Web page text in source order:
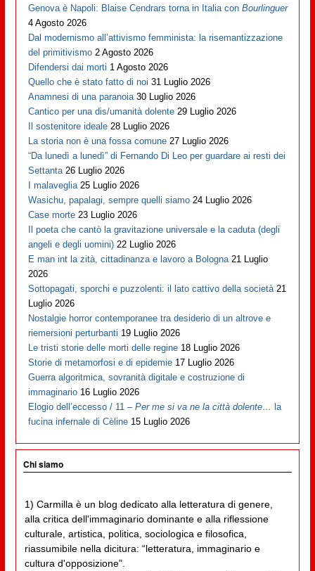
Genova è Napoli: Blaise Cendrars torna in Italia conBourlinguer
4 Agosto 2026
Dal modernismo all’attivismo femminista: la risemantizzazione
del primitivismo 2 Agosto 2026
Difendersi dai morti 1 Agosto 2026
Quello che è stato fatto di noi 31 Luglio 2026
Anamnesi di una paranoia 30 Luglio 2026
Cantico per una dis/umanità dolente 29 Luglio 2026
Il sostenitore ideale 28 Luglio 2026
La storia non è una fossa comune 27 Luglio 2026
“Da lunedì a lunedì” di Fernando Di Leo per guardare ai resti dei
Settanta 26 Luglio 2026
I malaveglia 25 Luglio 2026
Wasichu, papalagi, sempre quelli siamo 24 Luglio 2026
Case morte 23 Luglio 2026
Il poeta che cantò la gravitazione universale e la caduta (degli
angeli e degli uomini) 22 Luglio 2026
E man int la zità, cittadinanza e lavoro a Bologna 21 Luglio
2026
Sottopagati, sporchi e puzzolenti: il lato cattivo della società 21
Luglio 2026
Nostalgie horror contemporanee tra desiderio di un altrove e
riemersioni perturbanti 19 Luglio 2026
Le tristi storie delle morti delle regine 18 Luglio 2026
Storie di metamorfosi e di epidemie 17 Luglio 2026
Guerra algoritmica, sovranità digitale e costruzione di
immaginario 16 Luglio 2026
Elogio dell’eccesso / 11 –Per me si va ne la città dolente… la
fucina infernale di Cèline 15 Luglio 2026
Chi siamo
1) Carmilla è un blog dedicato alla letteratura di genere,
alla critica dell'immaginario dominante e alla riflessione
culturale, artistica, politica, sociologica e filosofica,
riassumibile nella dicitura: “letteratura, immaginario e
cultura d'opposizione”.